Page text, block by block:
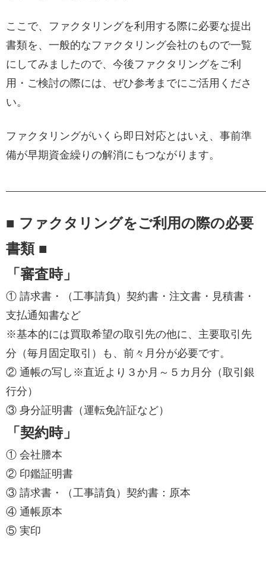
ここで、ファクタリングを利用する際に必要な提出
書類を、一般的なファクタリング会社のもので一覧
にしてみましたので、今後ファクタリングをご利
用・ご検討の際には、ぜひ参考までにご活用くださ
い。
ファクタリングがいくら即日対応とはいえ、事前準
備が早期資金繰りの解消にもつながります。
■ ファクタリングをご利用の際の必要
書類 ■
「審査時」
① 請求書・（工事請負）契約書・注文書・見積書・
支払通知書など
※基本的には買取希望の取引先の他に、主要取引先
分（毎月固定取引）も、前々月分が必要です。
② 通帳の写し※直近より３か月～５カ月分（取引銀
行分）
③ 身分証明書（運転免許証など）
「契約時」
① 会社謄本
② 印鑑証明書
③ 請求書・（工事請負）契約書：原本
④ 通帳原本
⑤ 実印